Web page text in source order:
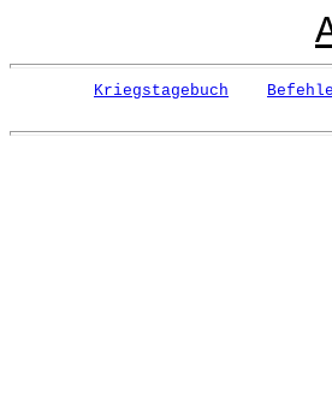
Kriegstagebuch Befehle